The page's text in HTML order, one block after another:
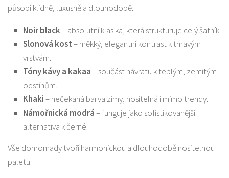
působí klidně, luxusně a dlouhodobě:
Noir black– absolutní klasika, která strukturuje celý šatník.
Slonová kost– měkký, elegantní kontrast k tmavým
vrstvám.
Tóny kávy a kakaa– součást návratu k teplým, zemitým
odstínům.
Khaki– nečekaná barva zimy, nositelná i mimo trendy.
Námořnická modrá– funguje jako sofistikovanější
alternativa k černé.
Vše dohromady tvoří harmonickou a dlouhodobě nositelnou
paletu.